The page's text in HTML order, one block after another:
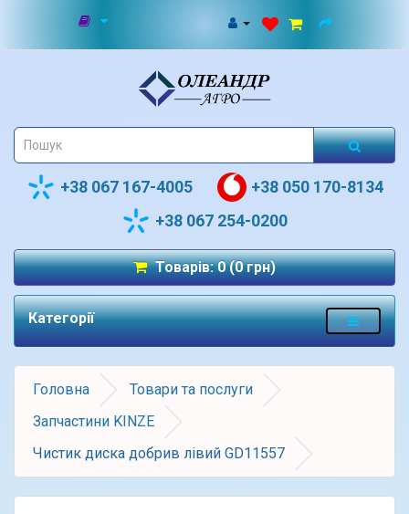
+38 067 167-4005
+38 050 170-8134
+38 067 254-0200
Товарів: 0 (0 грн)
Категорії
Головна
Товари та послуги
Запчастини KINZE
Чистик диска добрив лівий GD11557